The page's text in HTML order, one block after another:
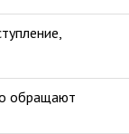
обращают